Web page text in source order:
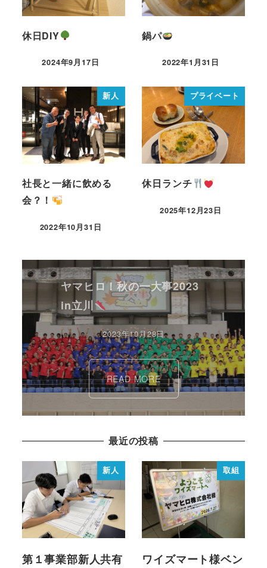
休日DIY
2024年9月17日
鍋パ
2022年1月31日
新人
社長と一緒に飲める
会？！
2022年10月31日
プライベート
休日ランチ
2025年12月23日
ヤマヒロ！秋の一大事2023
in立川
2023年10月28日
READ MORE
最近の投稿
新人
第１事業部新人共有
取組
ワイズマート様ベン